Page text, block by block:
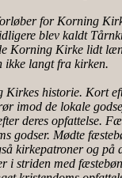
for Korning
blev kaldt
Korning Kirke lidt
ikke langt fra kirken.
historie. Kort
imod de lokale
deres opfattelse.
godser. Mødte
kirkepatroner og
i striden med